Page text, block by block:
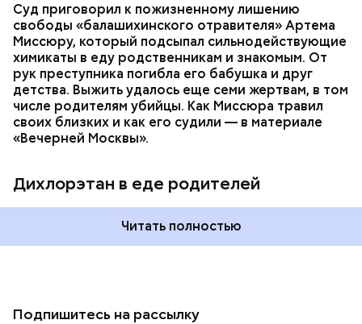
Суд приговорил к пожизненному лишению
свободы «балашихинского отравителя» Артема
Миссюру, который подсыпал сильнодействующие
химикаты в еду родственникам и знакомым. От
рук преступника погибла его бабушка и друг
детства. Выжить удалось еще семи жертвам, в том
числе родителям убийцы. Как Миссюра травил
своих близких и как его судили — в материале
«Вечерней Москвы».
Дихлорэтан в еде родителей
Читать полностью
Подпишитесь на рассылку